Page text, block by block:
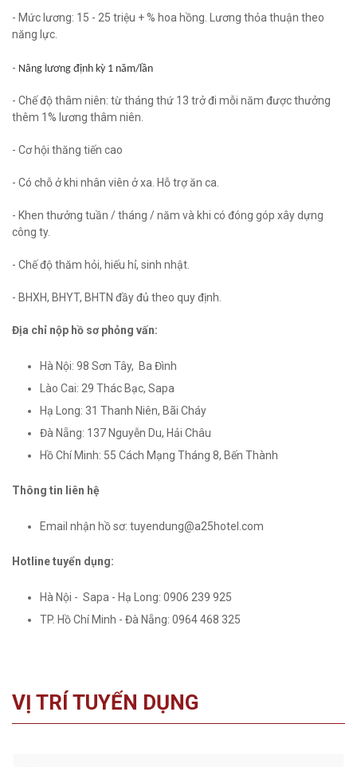
- Mức lương: 15 - 25 triệu + % hoa hồng. Lương thỏa thuận theo
năng lực.
- Nâng lương định kỳ 1 năm/lần
- Chế độ thâm niên: từ tháng thứ 13 trở đi mỗi năm được thưởng
thêm 1% lương thâm niên.
- Cơ hội thăng tiến cao
- Có chỗ ở khi nhân viên ở xa. Hỗ trợ ăn ca.
- Khen thưởng tuần / tháng / năm và khi có đóng góp xây dựng
công ty.
- Chế độ thăm hỏi, hiếu hỉ, sinh nhật.
- BHXH, BHYT, BHTN đầy đủ theo quy định.
Địa chỉ nộp hồ sơ phỏng vấn:
Hà Nội: 98 Sơn Tây, Ba Đình
Lào Cai: 29 Thác Bạc, Sapa
Hạ Long: 31 Thanh Niên, Bãi Cháy
Đà Nẵng: 137 Nguyễn Du, Hải Châu
Hồ Chí Minh: 55 Cách Mạng Tháng 8, Bến Thành
Thông tin liên hệ
Email nhận hồ sơ: tuyendung@a25hotel.com
Hotline tuyển dụng:
Hà Nội - Sapa - Hạ Long: 0906 239 925
TP. Hồ Chí Minh - Đà Nẵng: 0964 468 325
VỊ TRÍ TUYỂN DỤNG